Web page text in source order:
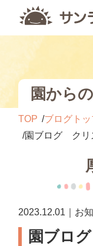
園から
TOP
ブログト
園ブログ クリ
2023.12.01｜お
園ブロ